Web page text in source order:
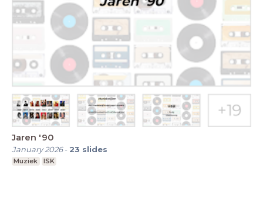
Jaren '90
January 2026- 23 slides
Muziek ISK